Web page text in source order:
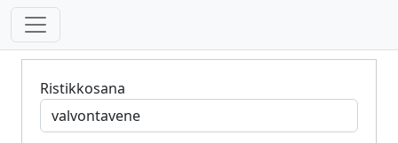
Ristikkosana